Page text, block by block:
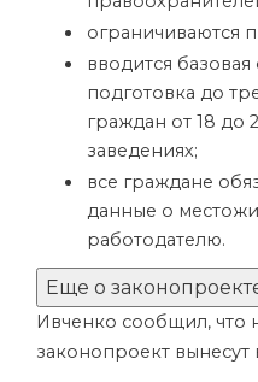
ограничиваются
вводится
подготовка до
граждан от 18 до
заведениях;
все граждане
данные о
работодателю.
Еще о
Ивченко сообщил, что
законопроект вынесут